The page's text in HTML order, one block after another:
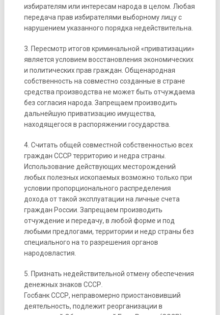
избирателям или интересам народа в целом. Любая
передача прав избирателями выборному лицу с
нарушением указанного порядка недействительна.
3. Пересмотр итогов криминальной «приватизации»
является условием восстановления экономических
и политических прав граждан. Общенародная
собственность на совместно созданные в стране
средства производства не может быть отчуждаема
без согласия народа. Запрещаем производить
дальнейшую приватизацию имущества,
находящегося в распоряжении государства.
4. Считать общей совместной собственностью всех
граждан СССР территорию и недра страны.
Использование действующих месторождений
любых полезных ископаемых возможно только при
условии пропорционального распределения
дохода от такой эксплуатации на личные счета
граждан России. Запрещаем производить
отчуждение и передачу, в любой форме и под
любыми предлогами, территории и недр страны без
специального на то разрешения органов
народовластия.
5. Признать недействительной отмену обеспечения
денежных знаков СССР.
Госбанк СССР, неправомерно приостановивший
деятельность, подлежит реорганизации в